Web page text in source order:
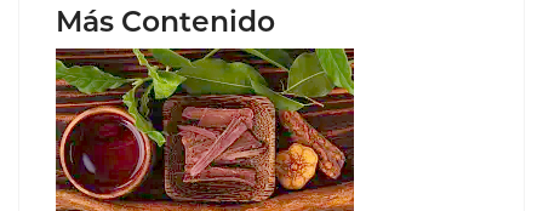
Más Contenido